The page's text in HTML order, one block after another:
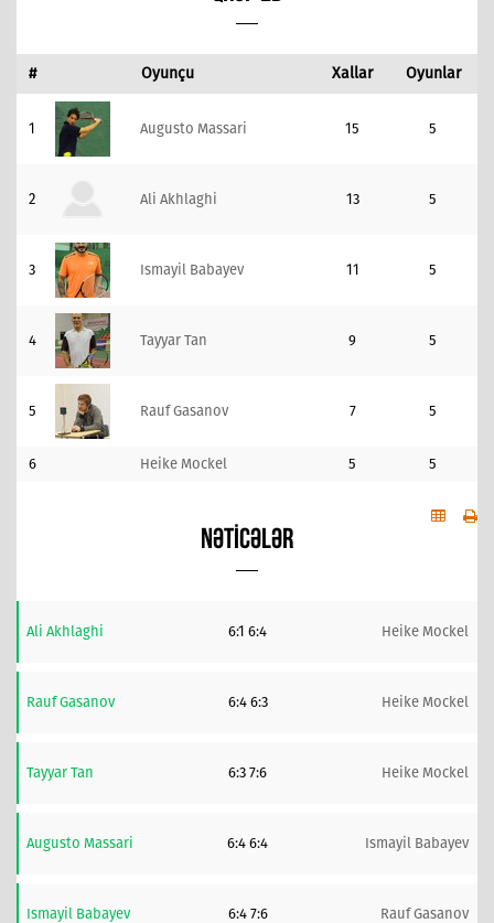
# Oyunçu Xallar Oyunlar
1 Augusto Massari 15 5
2 Ali Akhlaghi 13 5
3 Ismayil Babayev 11 5
4 Tayyar Tan 9 5
5 Rauf Gasanov 7 5
6 Heike Mockel 5 5
NƏTICƏLƏR
Ali Akhlaghi 6:1 6:4 Heike Mockel
Rauf Gasanov 6:4 6:3 Heike Mockel
Tayyar Tan 6:3 7:6 Heike Mockel
Augusto Massari 6:4 6:4 Ismayil Babayev
Ismayil Babayev 6:4 7:6 Rauf Gasanov